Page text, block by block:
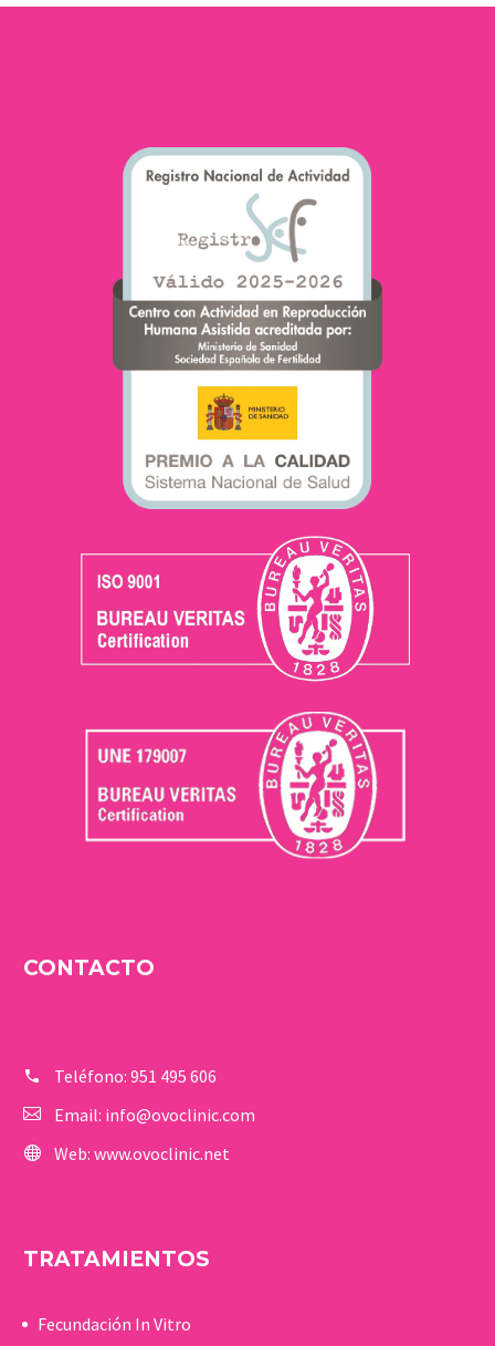
CONTACTO
Teléfono: 951 495 606
Email: info@ovoclinic.com
Web: www.ovoclinic.net
TRATAMIENTOS
Fecundación In Vitro